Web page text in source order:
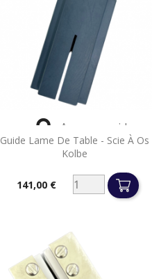
Guide Lame De Table - Scie À Os
Kolbe
141,00 €
 Aperçu rapide